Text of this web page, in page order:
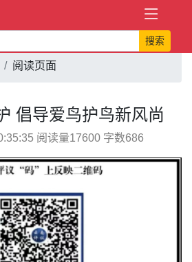
搜索
阅读页面
倡导爱鸟护鸟新风尚
阅读量17600 字数686